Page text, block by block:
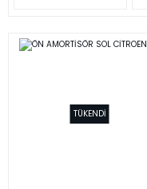
TÜKENDİ